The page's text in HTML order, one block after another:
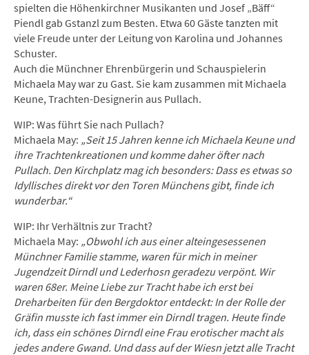
spielten die Höhenkirchner Musikanten und Josef „Bäff“
Piendl gab Gstanzl zum Besten. Etwa 60 Gäste tanzten mit
viele Freude unter der Leitung von Karolina und Johannes
Schuster.
Auch die Münchner Ehrenbürgerin und Schauspielerin
Michaela May war zu Gast. Sie kam zusammen mit Michaela
Keune, Trachten-Designerin aus Pullach.
WIP: Was führt Sie nach Pullach?
Michaela May: „Seit 15 Jahren kenne ich Michaela Keune und
ihre Trachtenkreationen und komme daher öfter nach
Pullach. Den Kirchplatz mag ich besonders: Dass es etwas so
Idyllisches direkt vor den Toren Münchens gibt, finde ich
wunderbar.“
WIP: Ihr Verhältnis zur Tracht?
Michaela May: „Obwohl ich aus einer alteingesessenen
Münchner Familie stamme, waren für mich in meiner
Jugendzeit Dirndl und Lederhosn geradezu verpönt. Wir
waren 68er. Meine Liebe zur Tracht habe ich erst bei
Dreharbeiten für den Bergdoktor entdeckt: In der Rolle der
Gräfin musste ich fast immer ein Dirndl tragen. Heute finde
ich, dass ein schönes Dirndl eine Frau erotischer macht als
jedes andere Gwand. Und dass auf der Wiesn jetzt alle Tracht